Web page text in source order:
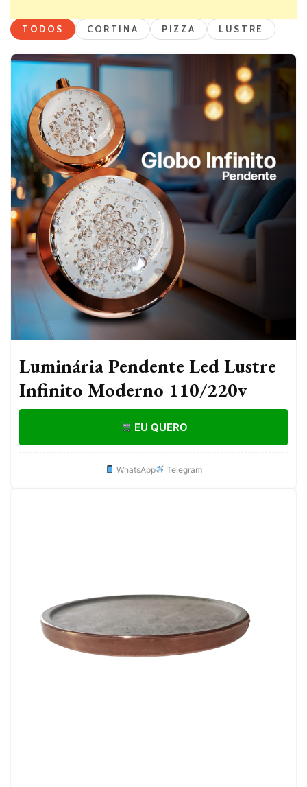
TODOS CORTINA PIZZA LUSTRE
Luminária Pendente Led Lustre
Infinito Moderno 110/220v
EU QUERO
WhatsApp Telegram